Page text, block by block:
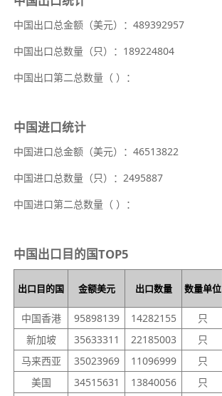
中国出口总金额（美元）：489392957
中国出口总数量（只）：189224804
中国出口第二总数量（ ）：
中国进口统计
中国进口总金额（美元）：46513822
中国进口总数量（只）：2495887
中国进口第二总数量（ ）：
中国出口目的国TOP5
出口目的国 金额美元 出口数量 数量单位
中国香港 95898139 14282155 只
新加坡
35633311 22185003 只
马来西亚
35023969 11096999 只
美国
34515631 13840056 只